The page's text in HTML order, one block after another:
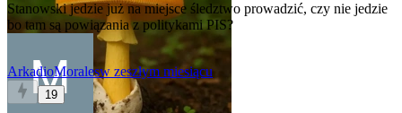
Stanowski jedzie już na miejsce śledztwo prowadzić, czy nie jedzie
bo tam są powiązania z politykami PIS?
ArkadioMoralesw zeszłym miesiącu
19